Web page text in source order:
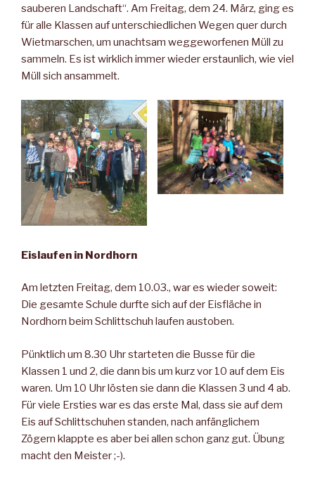
sauberen Landschaft“. Am Freitag, dem 24. März, ging es
für alle Klassen auf unterschiedlichen Wegen quer durch
Wietmarschen, um unachtsam weggeworfenen Müll zu
sammeln. Es ist wirklich immer wieder erstaunlich, wie viel
Müll sich ansammelt.
Eislaufen in Nordhorn
Am letzten Freitag, dem 10.03., war es wieder soweit:
Die gesamte Schule durfte sich auf der Eisfläche in
Nordhorn beim Schlittschuh laufen austoben.
Pünktlich um 8.30 Uhr starteten die Busse für die
Klassen 1 und 2, die dann bis um kurz vor 10 auf dem Eis
waren. Um 10 Uhr lösten sie dann die Klassen 3 und 4 ab.
Für viele Ersties war es das erste Mal, dass sie auf dem
Eis auf Schlittschuhen standen, nach anfänglichem
Zögern klappte es aber bei allen schon ganz gut. Übung
macht den Meister ;-).